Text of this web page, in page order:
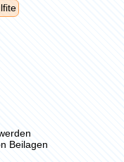
Beilagen